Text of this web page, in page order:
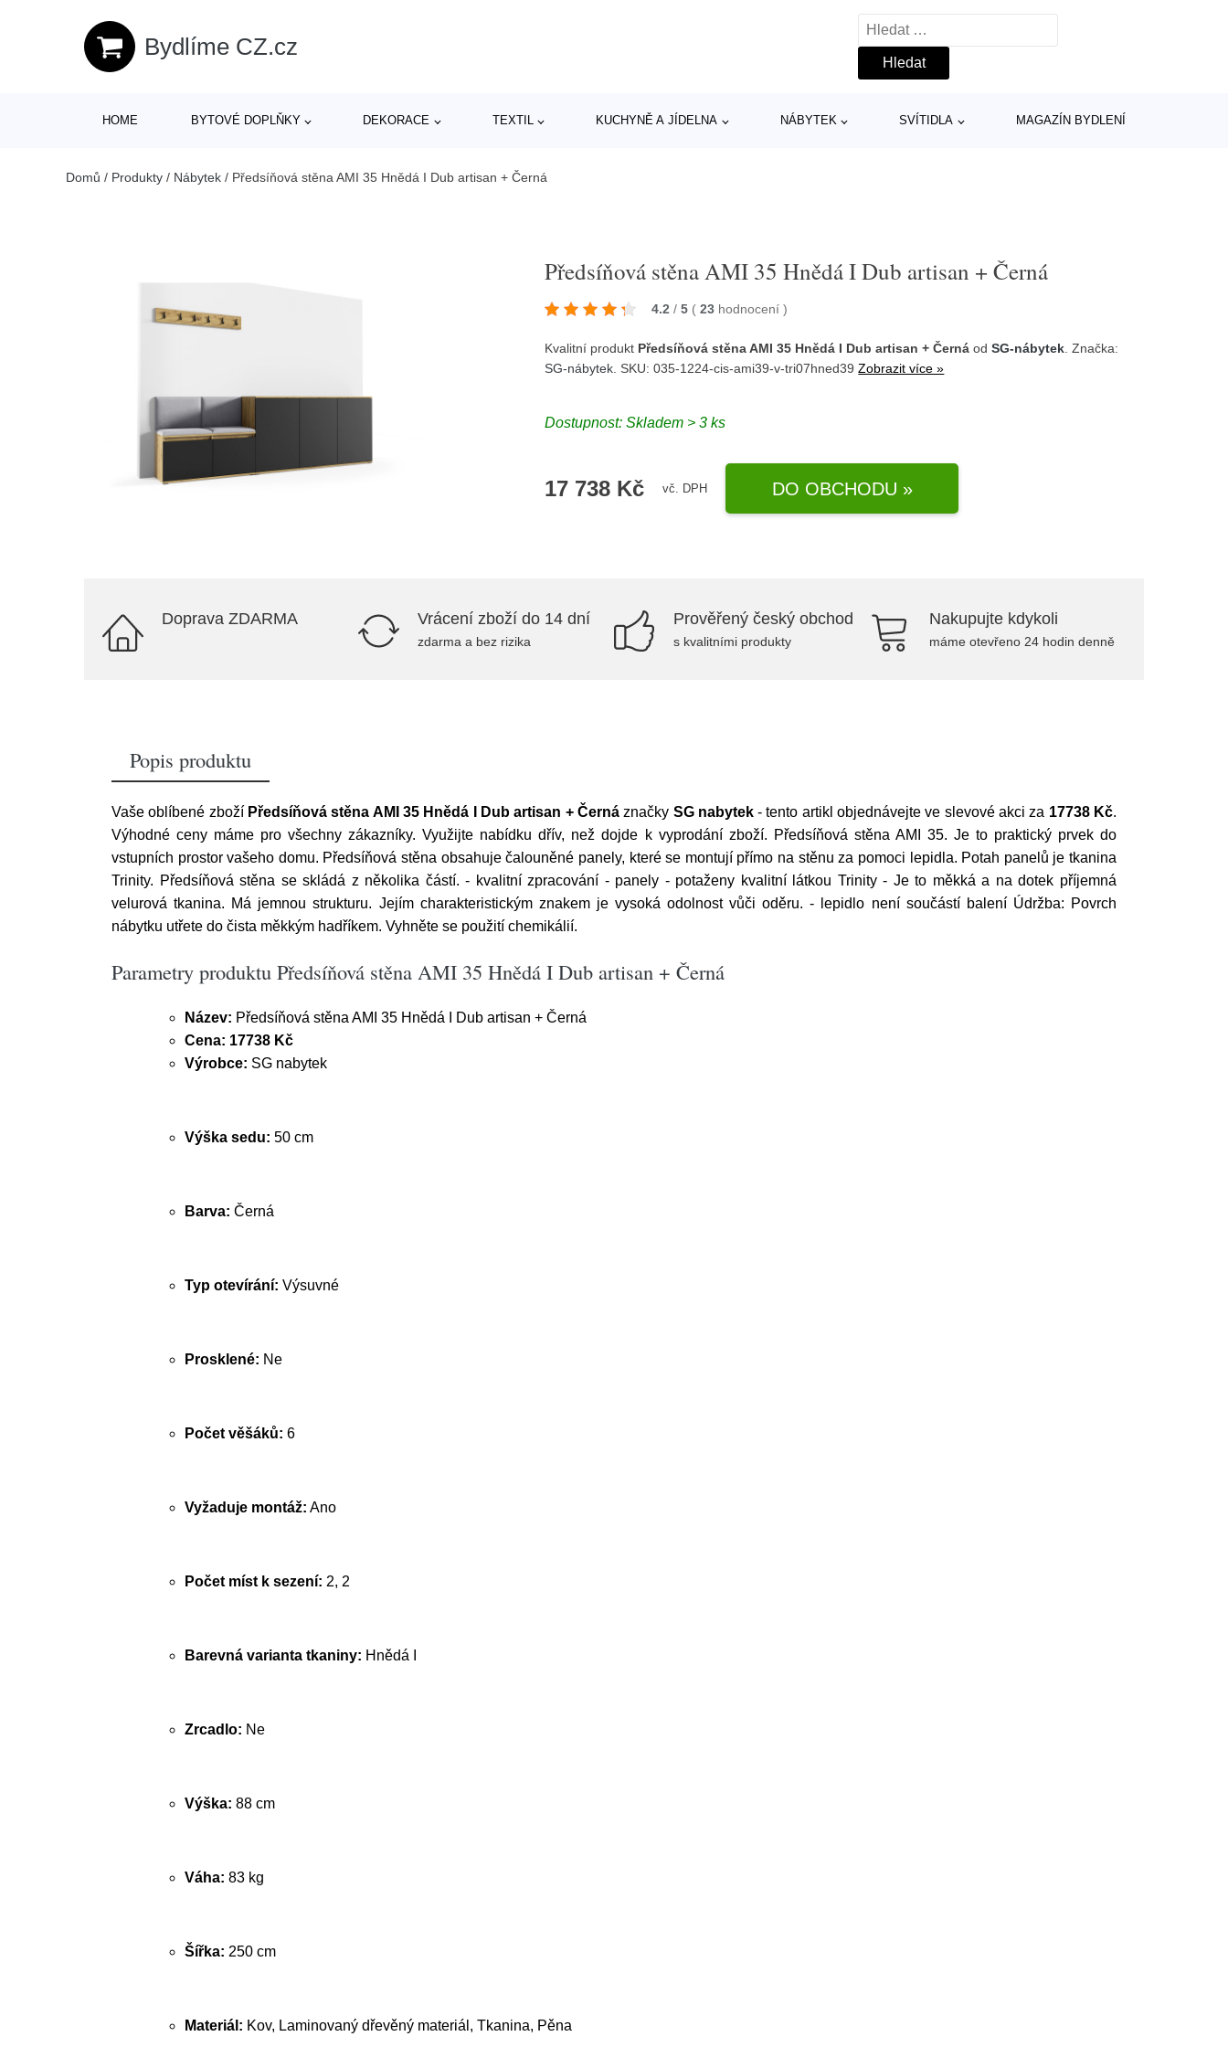
Bydlíme CZ.cz
Vyhledávání
HOME BYTOVÉ DOPLŇKY DEKORACE TEXTIL KUCHYNĚ A JÍDELNA NÁBYTEK SVÍTIDLA MAGAZÍN BYDLENÍ
Domů / Produkty / Nábytek / Předsíňová stěna AMI 35 Hnědá I Dub artisan + Černá
Předsíňová stěna AMI 35 Hnědá I Dub artisan + Černá
4.2 / 5 ( 23 hodnocení)
Kvalitní produkt Předsíňová stěna AMI 35 Hnědá I Dub artisan + Černá odSG-nábytek . Značka:
SG-nábytek . SKU: 035-1224-cis-ami39-v-tri07hned39Zobrazit více »
Dostupnost:Skladem > 3 ks
17 738 Kč vč. DPH DO OBCHODU »
Doprava ZDARMA Vrácení zboží do 14 dní
zdarma a bez rizika
Prověřený český obchod
s kvalitními produkty
Nakupujte kdykoli
máme otevřeno 24 hodin denně
Popis produktu
Vaše oblíbené zboží Předsíňová stěna AMI 35 Hnědá I Dub artisan + Černáznačky SG nabytek- tento artikl objednávejte ve slevové akci za 17738 Kč.
Výhodné ceny máme pro všechny zákazníky. Využijte nabídku dřív, než dojde k vyprodání zboží. Předsíňová stěna AMI 35. Je to praktický prvek do
vstupních prostor vašeho domu. Předsíňová stěna obsahuje čalouněné panely, které se montují přímo na stěnu za pomoci lepidla. Potah panelů je tkanina
Trinity. Předsíňová stěna se skládá z několika částí. - kvalitní zpracování - panely - potaženy kvalitní látkou Trinity - Je to měkká a na dotek příjemná
velurová tkanina. Má jemnou strukturu. Jejím charakteristickým znakem je vysoká odolnost vůči oděru. - lepidlo není součástí balení Údržba: Povrch
nábytku utřete do čista měkkým hadříkem. Vyhněte se použití chemikálií.
Parametry produktu Předsíňová stěna AMI 35 Hnědá I Dub artisan + Černá
Název: Předsíňová stěna AMI 35 Hnědá I Dub artisan + Černá
Cena: 17738 Kč
Výrobce: SG nabytek
Výška sedu: 50 cm
Barva: Černá
Typ otevírání: Výsuvné
Prosklené: Ne
Počet věšáků: 6
Vyžaduje montáž: Ano
Počet míst k sezení: 2, 2
Barevná varianta tkaniny: Hnědá I
Zrcadlo: Ne
Výška: 88 cm
Váha: 83 kg
Šířka: 250 cm
Materiál: Kov, Laminovaný dřevěný materiál, Tkanina, Pěna